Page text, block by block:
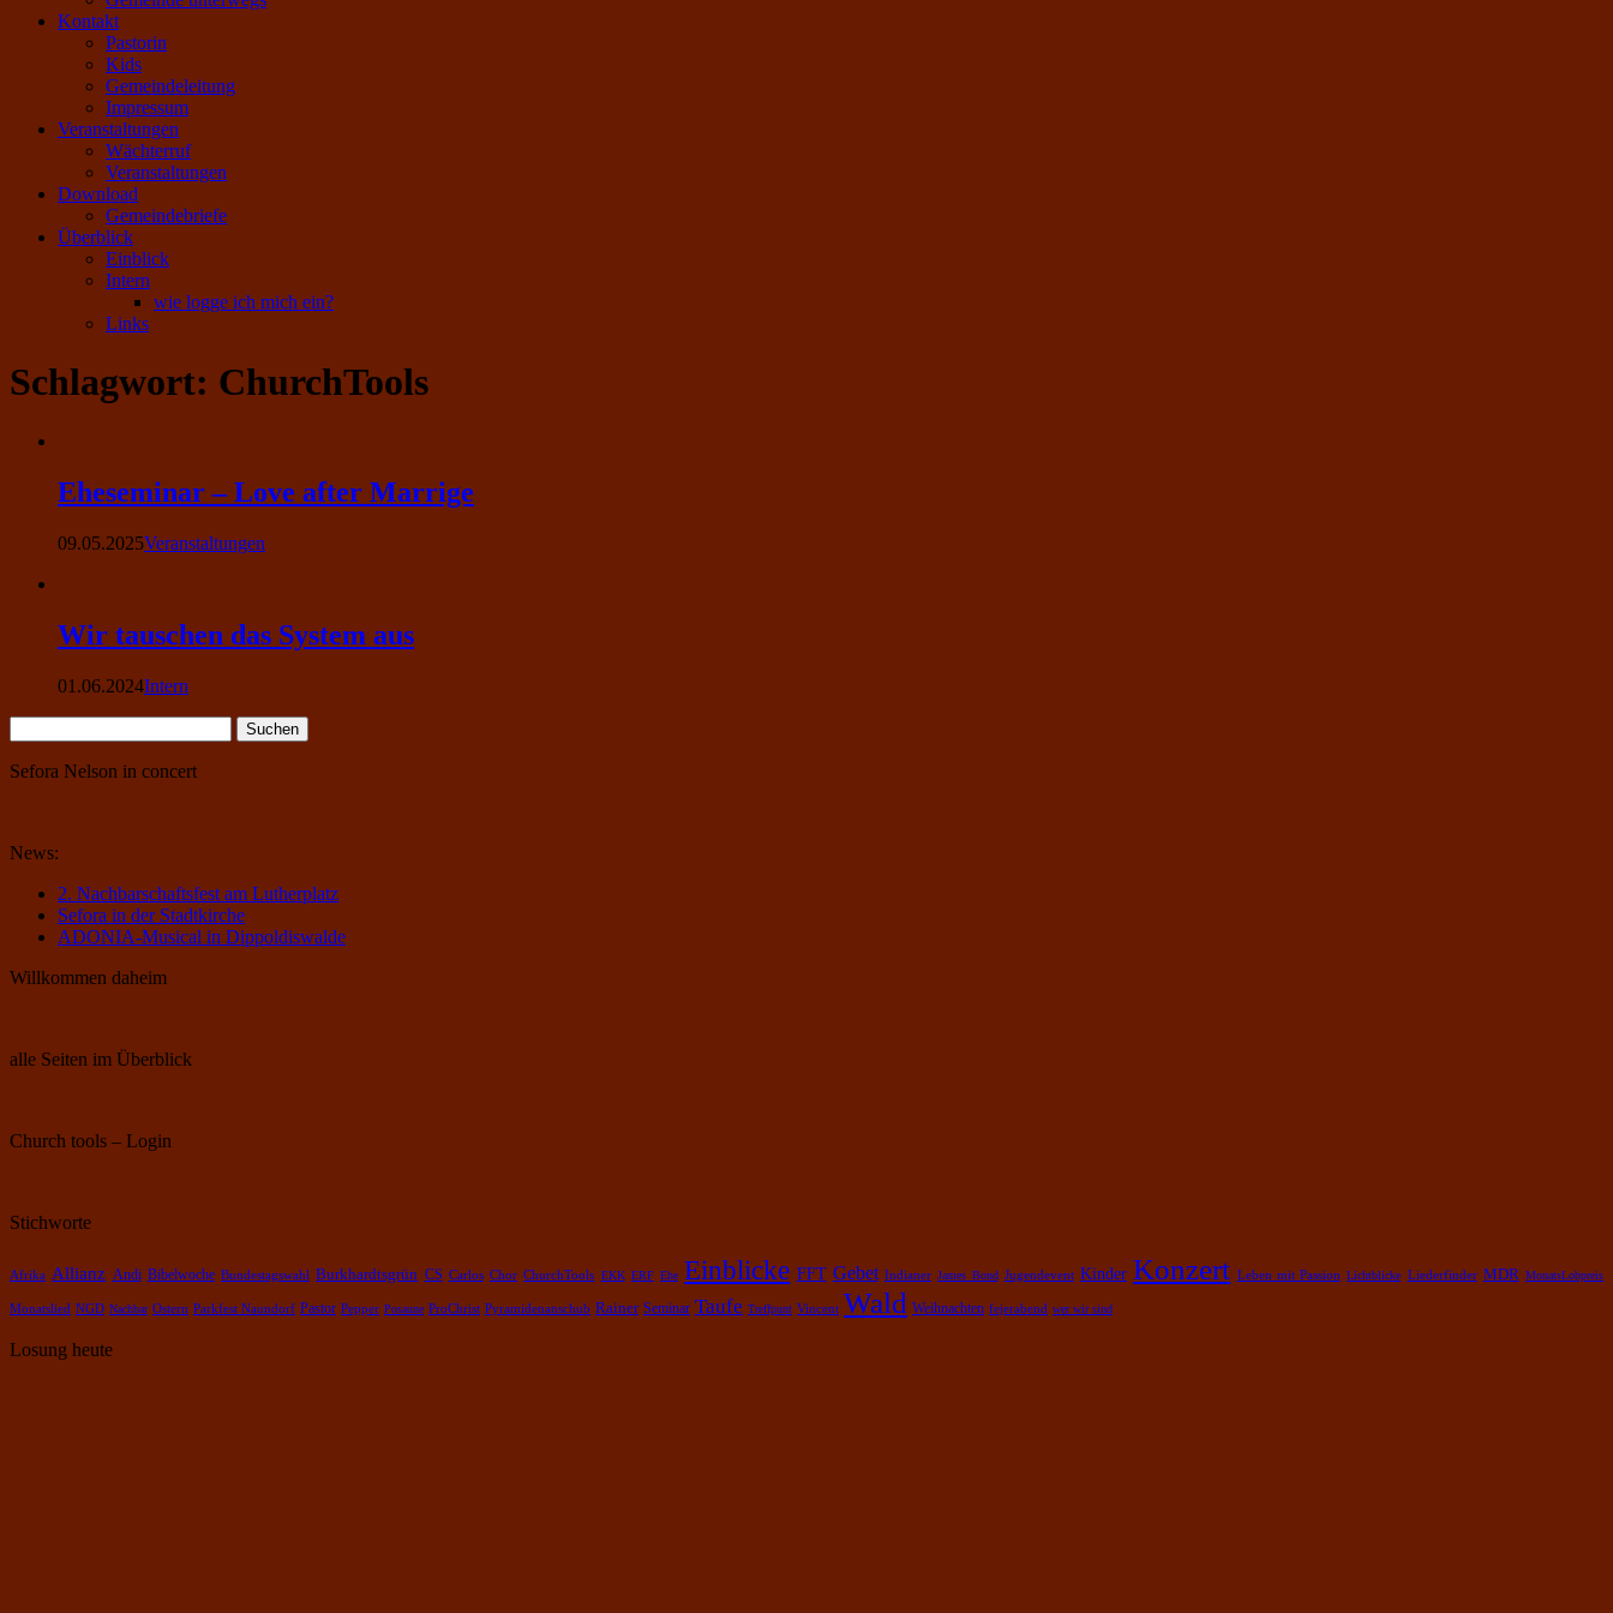
Kontakt
Pastorin
Kids
Gemeindeleitung
Impressum
Veranstaltungen
Wächterruf
Veranstaltungen
Download
Gemeindebriefe
Überblick
Einblick
Intern
wie logge ich mich ein?
Links
Schlagwort: ChurchTools
Eheseminar – Love after Marrige
09.05.2025Veranstaltungen
Wir tauschen das System aus
01.06.2024Intern
nach:
Sefora Nelson in concert
News:
2. Nachbarschaftsfest am Lutherplatz
Sefora in der Stadtkirche
ADONIA-Musical in Dippoldiswalde
Willkommen daheim
alle Seiten im Überblick
Church tools – Login
Stichworte
Afrika Allianz Andi Bibelwoche Bundestagswahl Burkhardtsgrün CS Carlos Chor ChurchTools EKK ERF Ehe Einblicke FFT Gebet Indianer James Bond Jugendevent Kinder Konzert Leben mit Passion Lichtblicke Liederfinder MDR MonatsLobpreis
Monatslied NGD Nachbar Ostern Parkfest Naundorf Pastor Pepper Posaune ProChrist Pyramidenanschub Rainer Seminar Taufe Treffpunt Vincent Wald Weihnachten fejerabend wer wir sind
Losung heute